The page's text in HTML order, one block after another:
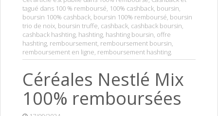
tagué dans 100 % remboursé, 100% cashback, boursin,
boursin 100% cashback, boursin 100% remboursé, boursin
trio de noix, boursin truffe, cashback, cashback boursin,
cashback hashting, hashting, hashting boursin, offre
hashting, remboursement, remboursement boursin,
remboursement en ligne, remboursement hashting.
Céréales Nestlé Mix
100% remboursées